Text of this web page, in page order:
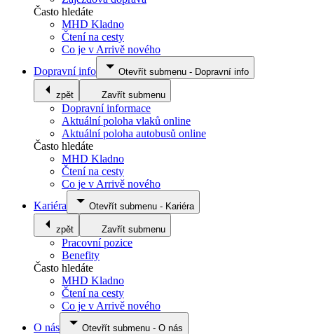
Často hledáte
MHD Kladno
Čtení na cesty
Co je v Arrivě nového
Dopravní info
Otevřít submenu - Dopravní info
zpět Zavřít submenu
Dopravní informace
Aktuální poloha vlaků online
Aktuální poloha autobusů online
Často hledáte
MHD Kladno
Čtení na cesty
Co je v Arrivě nového
Kariéra
Otevřít submenu - Kariéra
zpět Zavřít submenu
Pracovní pozice
Benefity
Často hledáte
MHD Kladno
Čtení na cesty
Co je v Arrivě nového
O nás
Otevřít submenu - O nás